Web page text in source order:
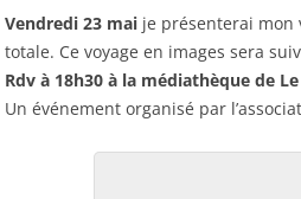
Vendredi 23 mai je présenterai mon
totale. Ce voyage en images sera
Rdv à 18h30 à la médiathèque de Le
Un événement organisé par